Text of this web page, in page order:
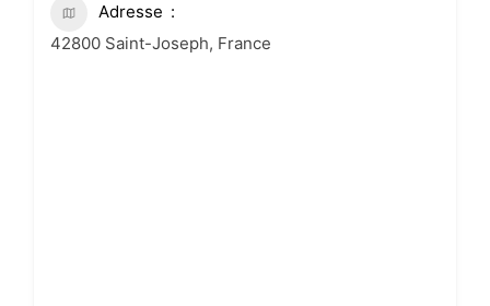
Adresse
42800 Saint-Joseph, France